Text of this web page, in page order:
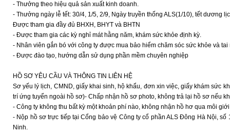
- Thưởng theo hiệu quả sản xuất kinh doanh.
- Thưởng ngày lễ tết: 30/4, 1/5, 2/9, Ngày truyền thống ALS(1/10), tết dương
Được tham gia đầy đủ BHXH, BHYT và BHTN
- Được tham gia các kỳ nghỉ mát hằng năm, khám sức khỏe định kỳ.
- Nhân viên gắn bó với công ty được mua bảo hiểm chăm sóc sức khỏe và
- Được đào tạo, hướng dẫn sử dụng phần mềm chuyên nghiệp
HỒ SƠ YÊU CẦU VÀ THÔNG TIN LIÊN HỆ
Sơ yếu lý lịch, CMND, giấy khai sinh, hộ khẩu, đơn xin việc, giấy khám sức
trí ứng tuyển ngoài hồ sơ)- Chấp nhận hồ sơ photo, không trả lại hồ sơ nếu
- Công ty không thu bất kỳ một khoản phí nào, không nhận hồ hơ qua môi
- Nộp hồ sơ trực tiếp tại Cổng bảo vệ Công ty cổ phần ALS Đông Hà Nội,
Ninh.